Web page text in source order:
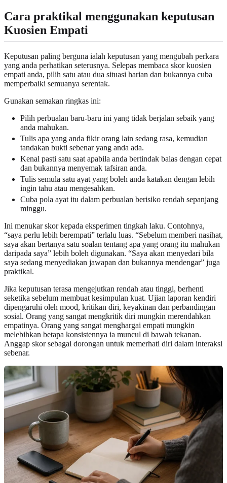
Cara praktikal menggunakan keputusan
Kuosien Empati
Keputusan paling berguna ialah keputusan yang mengubah perkara
yang anda perhatikan seterusnya. Selepas membaca skor kuosien
empati anda, pilih satu atau dua situasi harian dan bukannya cuba
memperbaiki semuanya serentak.
Gunakan semakan ringkas ini:
Pilih perbualan baru-baru ini yang tidak berjalan sebaik yang
anda mahukan.
Tulis apa yang anda fikir orang lain sedang rasa, kemudian
tandakan bukti sebenar yang anda ada.
Kenal pasti satu saat apabila anda bertindak balas dengan cepat
dan bukannya menyemak tafsiran anda.
Tulis semula satu ayat yang boleh anda katakan dengan lebih
ingin tahu atau mengesahkan.
Cuba pola ayat itu dalam perbualan berisiko rendah sepanjang
minggu.
Ini menukar skor kepada eksperimen tingkah laku. Contohnya,
“saya perlu lebih berempati” terlalu luas. “Sebelum memberi nasihat,
saya akan bertanya satu soalan tentang apa yang orang itu mahukan
daripada saya” lebih boleh digunakan. “Saya akan menyedari bila
saya sedang menyediakan jawapan dan bukannya mendengar” juga
praktikal.
Jika keputusan terasa mengejutkan rendah atau tinggi, berhenti
seketika sebelum membuat kesimpulan kuat. Ujian laporan kendiri
dipengaruhi oleh mood, kritikan diri, keyakinan dan perbandingan
sosial. Orang yang sangat mengkritik diri mungkin merendahkan
empatinya. Orang yang sangat menghargai empati mungkin
melebihkan betapa konsistennya ia muncul di bawah tekanan.
Anggap skor sebagai dorongan untuk memerhati diri dalam interaksi
sebenar.